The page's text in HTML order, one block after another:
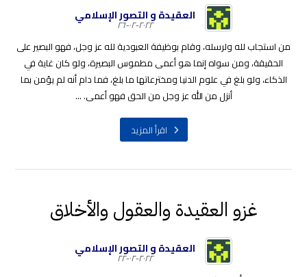
العقيدة و التصور الإسلامي
٢٠٢٢-٠٢-٢٦
من استجاب لله ولرسله، وقام بوظيفة العبودية لله عز وجل، فهو البصير على
الحقيقة، ومن سواه إنما هو أعمى مطموس البصيرة، ولو كان غاية في
الذكاء، ولو بلغ في علوم الدنيا ومخترعاتها ما بلغ، فما دام أنه لم يؤمن بما
أنزل من الله عز وجل من الحق فهو أعمى. ...
اقرأ المزيد
غزو العقيدة والعقول والأخلاق
العقيدة و التصور الإسلامي
٢٠٢٢-٠٢-٢٢